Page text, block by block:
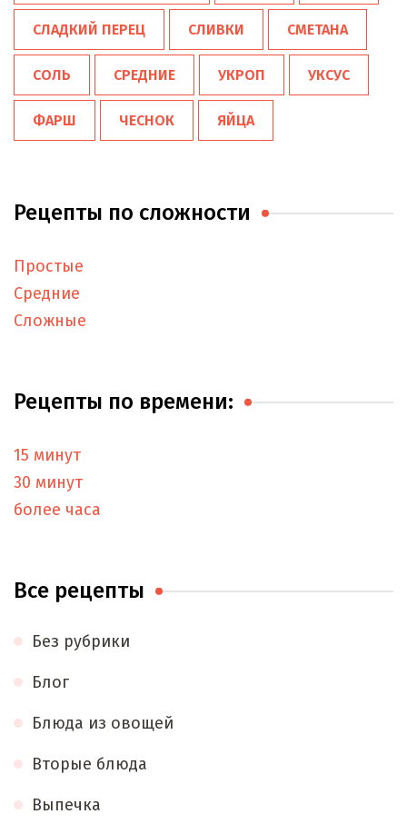
СЛАДКИЙ ПЕРЕЦ СЛИВКИ СМЕТАНА
СОЛЬ СРЕДНИЕ УКРОП УКСУС
ФАРШ ЧЕСНОК ЯЙЦА
Рецепты по сложности
Простые
Средние
Сложные
Рецепты по времени:
15 минут
30 минут
более часа
Все рецепты
Без рубрики
Блог
Блюда из овощей
Вторые блюда
Выпечка